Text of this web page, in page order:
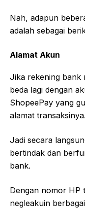
Nah, adapun
adalah sebagai
Alamat Akun
Jika rekening bank
beda lagi dengan
ShopeePay yang
alamat transaksinya.
Jadi secara
bertindak dan
bank.
Dengan nomor HP
negleakuin